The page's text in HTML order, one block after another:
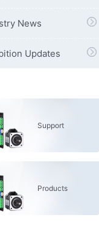
News
Updates
Support
Products